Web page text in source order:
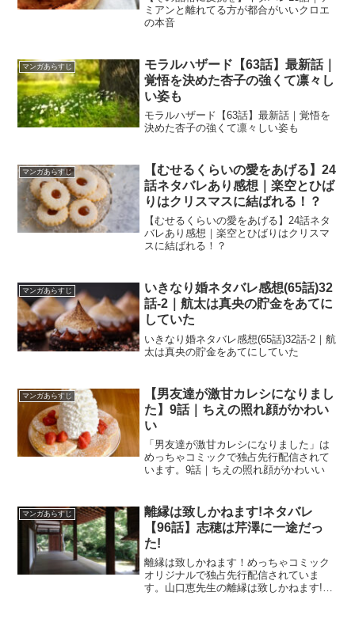
ミアンと離れてる方が都合がいいクロエ
の本音
マンガあらすじ
モラルハザード【63話】最新話｜
覚悟を決めた杏子の強くて凛々し
い姿も
モラルハザード【63話】最新話｜覚悟を
決めた杏子の強くて凛々しい姿も
マンガあらすじ
【むせるくらいの愛をあげる】24
話ネタバレあり感想｜楽空とひば
りはクリスマスに結ばれる！？
【むせるくらいの愛をあげる】24話ネタ
バレあり感想｜楽空とひばりはクリスマ
スに結ばれる！？
マンガあらすじ
いきなり婚ネタバレ感想(65話)32
話-2｜航太は真央の貯金をあてに
していた
いきなり婚ネタバレ感想(65話)32話-2｜航
太は真央の貯金をあてにしていた
マンガあらすじ
【男友達が激甘カレシになりまし
た】9話｜ちえの照れ顔がかわい
い
「男友達が激甘カレシになりました」は
めっちゃコミックで独占先行配信されて
います。9話｜ちえの照れ顔がかわいい
マンガあらすじ
離縁は致しかねます!ネタバレ
【96話】志穂は芹澤に一途だっ
た!
離縁は致しかねます！めっちゃコミック
オリジナルで独占先行配信されていま
す。山口恵先生の離縁は致しかねます!ネ